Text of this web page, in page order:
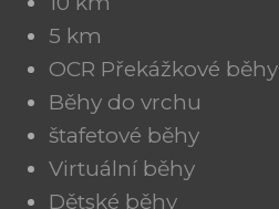
5 km
OCR Překážkové běhy
Běhy do vrchu
štafetové běhy
Virtuální běhy
Dětské běhy